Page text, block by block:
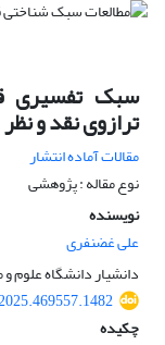
سبک تفسیری
ترازوی نقد و نظر
مقالات آماده انتشار
نوع مقاله : پژوهشی
نویسنده
علی غضنفری
دانشیار دانشگاه علوم
چکیده